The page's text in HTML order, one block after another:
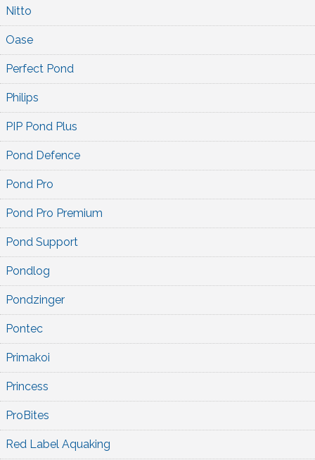
Nitto
Oase
Perfect Pond
Philips
PIP Pond Plus
Pond Defence
Pond Pro
Pond Pro Premium
Pond Support
Pondlog
Pondzinger
Pontec
Primakoi
Princess
ProBites
Red Label Aquaking